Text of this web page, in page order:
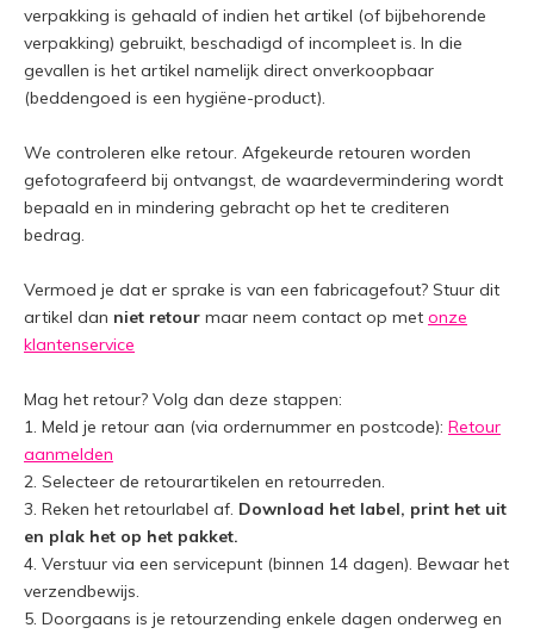
verpakking is gehaald of indien het artikel (of bijbehorende
verpakking) gebruikt, beschadigd of incompleet is. In die
gevallen is het artikel namelijk direct onverkoopbaar
(beddengoed is een hygiëne-product).
We controleren elke retour. Afgekeurde retouren worden
gefotografeerd bij ontvangst, de waardevermindering wordt
bepaald en in mindering gebracht op het te crediteren
bedrag.
Vermoed je dat er sprake is van een fabricagefout? Stuur dit
artikel dan niet retour maar neem contact op met onze
klantenservice
Mag het retour? Volg dan deze stappen:
1. Meld je retour aan (via ordernummer en postcode): Retour
aanmelden
2. Selecteer de retourartikelen en retourreden.
3. Reken het retourlabel af. Download het label, print het uit
en plak het op het pakket.
4. Verstuur via een servicepunt (binnen 14 dagen). Bewaar het
verzendbewijs.
5. Doorgaans is je retourzending enkele dagen onderweg en